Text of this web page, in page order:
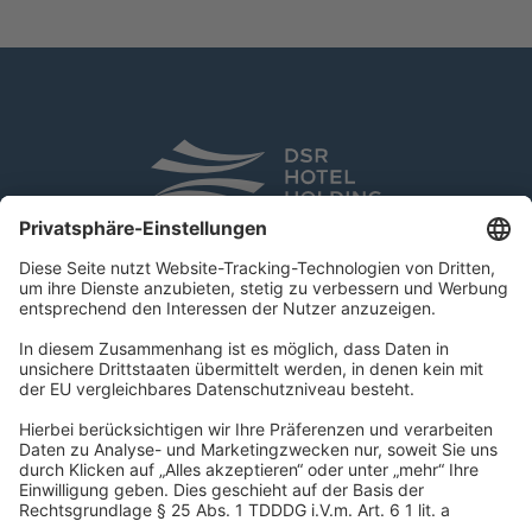
DSR Hotel Holding GmbH
Am Kaiserkai 69
D-20457 Hamburg
Fax: +49 40 300 322 109
kontakt@dsr-hotelholding.de